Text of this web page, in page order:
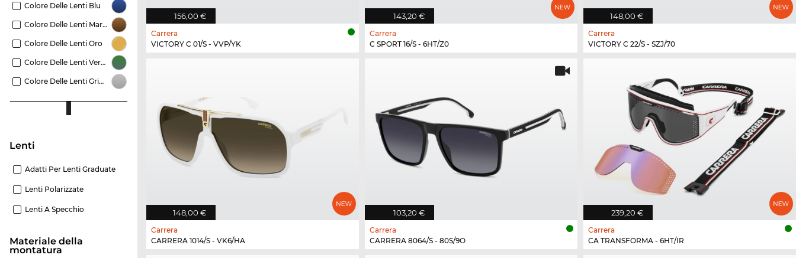
Colore Delle Lenti Blu
Colore Delle Lenti Marrone
Colore Delle Lenti Oro
Colore Delle Lenti Verde
Colore Delle Lenti Grigio
Lenti
Adatti Per Lenti Graduate
Lenti Polarizzate
Lenti A Specchio
Materiale della
montatura
156,00 €
Carrera
VICTORY C 01/S - VVP/YK
143,20 €
Carrera
C SPORT 16/S - 6HT/Z0
148,00 €
Carrera
VICTORY C 22/S - SZJ/70
148,00 €
Carrera
CARRERA 1014/S - VK6/HA
103,20 €
Carrera
CARRERA 8064/S - 80S/9O
239,20 €
Carrera
CA TRANSFORMA - 6HT/IR